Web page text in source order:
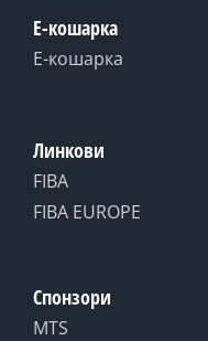
Е-кошарка
Е-кошарка
Линкови
FIBA
FIBA EUROPE
Спонзори
MTS